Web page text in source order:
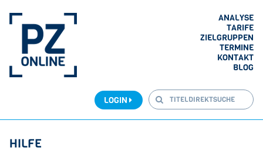
ANALYSE
TARIFE
ZIELGRUPPEN
TERMINE
KONTAKT
BLOG
LOGIN
HILFE